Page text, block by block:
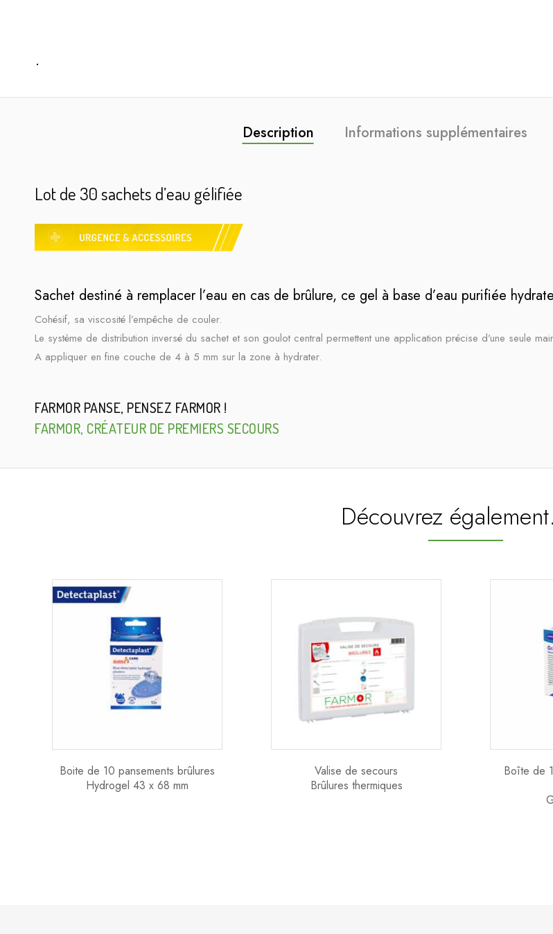
Description Informations supplémentaires
Lot de 30 sachets d’eau gélifiée
Sachet destiné à remplacer l’eau en cas de brûlure, ce gel à base d’eau purifiée
Cohésif, sa viscosité l’empêche de couler.
Le système de distribution inversé du sachet et son goulot central permettent une application précise d’une seule
A appliquer en fine couche de 4 à 5 mm sur la zone à hydrater.
FARMOR PANSE, PENSEZ FARMOR !
FARMOR, CRÉATEUR DE PREMIERS SECOURS
Découvrez
Boite de 10 pansements brûlures
Hydrogel 43 x 68 mm
Valise de secours
Brûlures thermiques
Boîte de